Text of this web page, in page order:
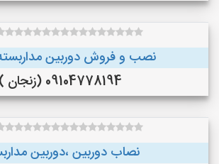
نصب و فروش دوربین
09104778194 (زنجان )
نصاب دوربین ،دوربین